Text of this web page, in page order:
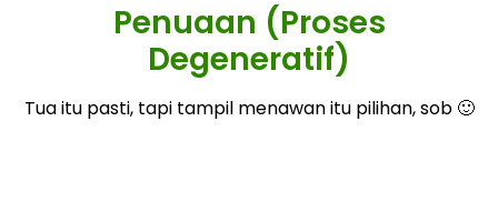
Penuaan (Proses
Degeneratif)
Tua itu pasti, tapi tampil menawan itu pilihan, sob 🙂